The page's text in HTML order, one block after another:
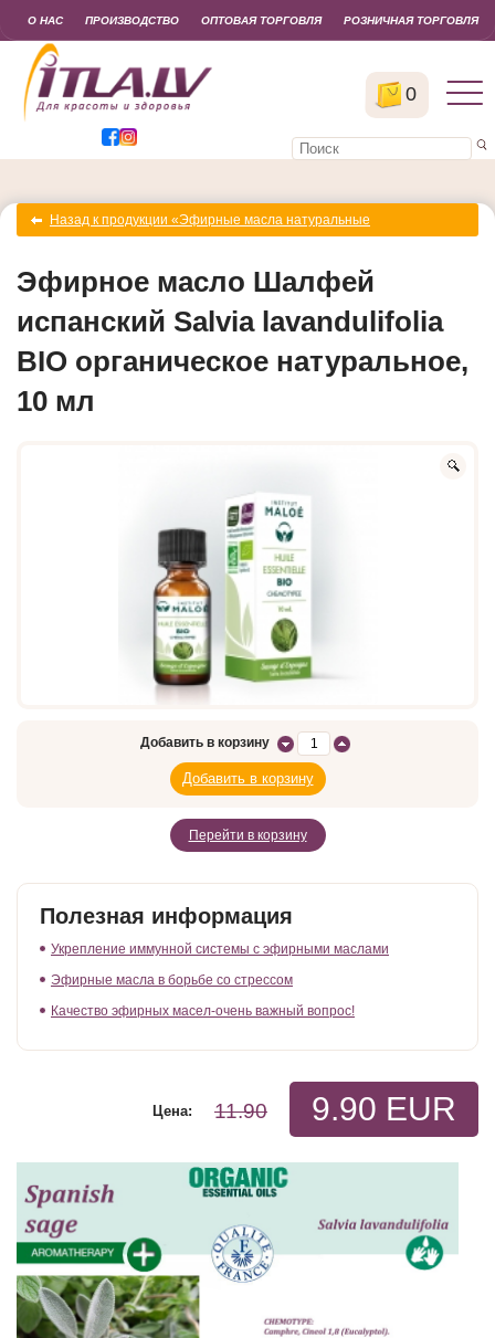
0
О НАС ПРОИЗВОДСТВО ОПТОВАЯ ТОРГОВЛЯ РОЗНИЧНАЯ ТОРГОВЛЯ
Назад к продукции «Эфирные масла натуральные
Эфирное масло Шалфей
испанский Salvia lavandulifolia
BIO органическое натуральное,
10 мл
Добавить в корзину
Перейти в корзину
Полезная информация
Укрепление иммунной системы с эфирными маслами
Эфирные масла в борьбе со стрессом
Качество эфирных масел-очень важный вопрос!
9.90 EUR
11.90
Цена: